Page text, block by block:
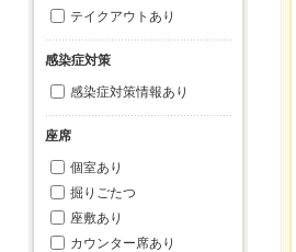
テイクアウトあり
感染症対策
感染症対策情報あり
座席
個室あり
掘りごたつ
座敷あり
カウンター席あり